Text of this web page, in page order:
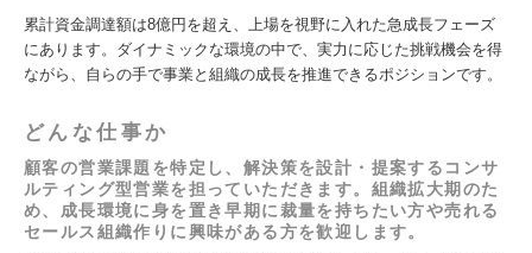
累計資金調達額は8億円を超え、上場を視野に入れた急成長フェーズ
にあります。ダイナミックな環境の中で、実力に応じた挑戦機会を得
ながら、自らの手で事業と組織の成長を推進できるポジションです。
どんな仕事か
顧客の営業課題を特定し、解決策を設計・提案するコンサ
ルティング型営業を担っていただきます。組織拡大期のた
め、成長環境に身を置き早期に裁量を持ちたい方や売れる
セールス組織作りに興味がある方を歓迎します。